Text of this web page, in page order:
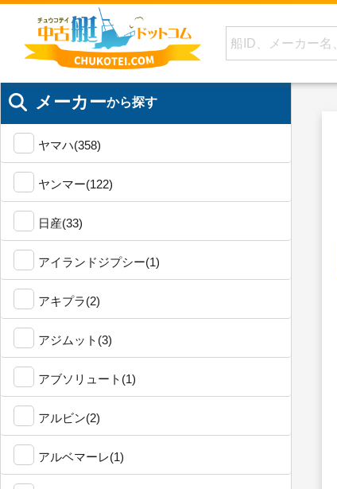
メーカーから探す
ヤマハ(358)
ヤンマー(122)
日産(33)
アイランドジプシー(1)
アキプラ(2)
アジムット(3)
アブソリュート(1)
アルビン(2)
アルベマーレ(1)